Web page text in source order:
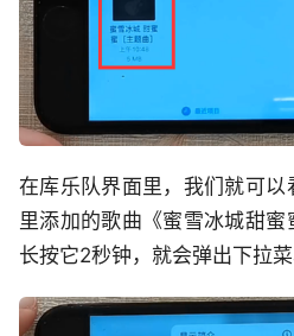
在库乐队界面里，我们就可
里添加的歌曲《蜜雪冰城甜
长按它2秒钟，就会弹出下拉菜